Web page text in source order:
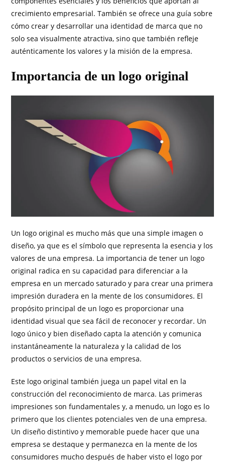
crecimiento empresarial. También se ofrece una guía sobre
cómo crear y desarrollar una identidad de marca que no
solo sea visualmente atractiva, sino que también refleje
auténticamente los valores y la misión de la empresa.
Importancia de un logo original
Un logo original es mucho más que una simple imagen o
diseño, ya que es el símbolo que representa la esencia y los
valores de una empresa. La importancia de tener un logo
original radica en su capacidad para diferenciar a la
empresa en un mercado saturado y para crear una primera
impresión duradera en la mente de los consumidores. El
propósito principal de un logo es proporcionar una
identidad visual que sea fácil de reconocer y recordar. Un
logo único y bien diseñado capta la atención y comunica
instantáneamente la naturaleza y la calidad de los
productos o servicios de una empresa.
Este logo original también juega un papel vital en la
construcción del reconocimiento de marca. Las primeras
impresiones son fundamentales y, a menudo, un logo es lo
primero que los clientes potenciales ven de una empresa.
Un diseño distintivo y memorable puede hacer que una
empresa se destaque y permanezca en la mente de los
consumidores mucho después de haber visto el logo por